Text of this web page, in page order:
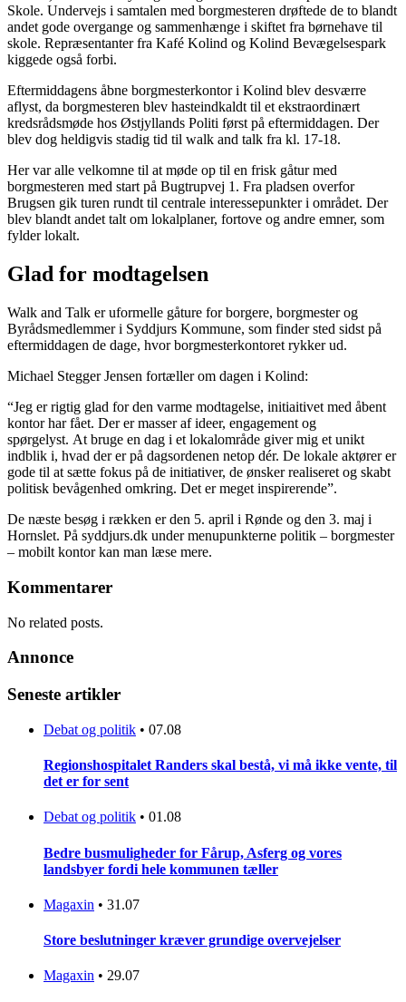
Skole. Undervejs i samtalen med borgmesteren drøftede de to blandt
andet gode overgange og sammenhænge i skiftet fra børnehave til
skole. Repræsentanter fra Kafé Kolind og Kolind Bevægelsespark
kiggede også forbi.
Eftermiddagens åbne borgmesterkontor i Kolind blev desværre
aflyst, da borgmesteren blev hasteindkaldt til et ekstraordinært
kredsrådsmøde hos Østjyllands Politi først på eftermiddagen. Der
blev dog heldigvis stadig tid til walk and talk fra kl. 17-18.
Her var alle velkomne til at møde op til en frisk gåtur med
borgmesteren med start på Bugtrupvej 1. Fra pladsen overfor
Brugsen gik turen rundt til centrale interessepunkter i området. Der
blev blandt andet talt om lokalplaner, fortove og andre emner, som
fylder lokalt.
Glad for modtagelsen
Walk and Talk er uformelle gåture for borgere, borgmester og
Byrådsmedlemmer i Syddjurs Kommune, som finder sted sidst på
eftermiddagen de dage, hvor borgmesterkontoret rykker ud.
Michael Stegger Jensen fortæller om dagen i Kolind:
“Jeg er rigtig glad for den varme modtagelse, initiaitivet med åbent
kontor har fået. Der er masser af ideer, engagement og
spørgelyst. At bruge en dag i et lokalområde giver mig et unikt
indblik i, hvad der er på dagsordenen netop dér. De lokale aktører er
gode til at sætte fokus på de initiativer, de ønsker realiseret og skabt
politisk bevågenhed omkring. Det er meget inspirerende”.
De næste besøg i rækken er den 5. april i Rønde og den 3. maj i
Hornslet. På syddjurs.dk under menupunkterne politik – borgmester
– mobilt kontor kan man læse mere.
Kommentarer
No related posts.
Annonce
Seneste artikler
Debat og politik • 07.08
Regionshospitalet Randers skal bestå, vi må ikke vente, til
det er for sent
Debat og politik • 01.08
Bedre busmuligheder for Fårup, Asferg og vores
landsbyer fordi hele kommunen tæller
Magaxin • 31.07
Store beslutninger kræver grundige overvejelser
Magaxin • 29.07